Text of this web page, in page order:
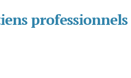
professionnels